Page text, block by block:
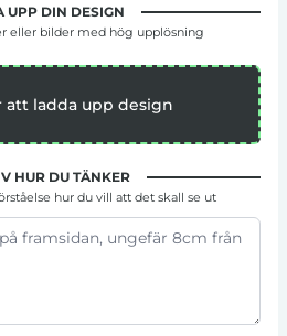
UPP DIN DESIGN
eller bilder med hög upplösning
att ladda upp design
HUR DU TÄNKER
hur du vill att det skall se ut